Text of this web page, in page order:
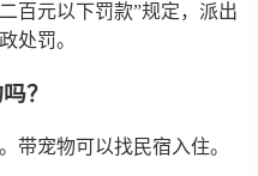
百元以下罚款”规定，派出
处罚。
？
带宠物可以找民宿入住。